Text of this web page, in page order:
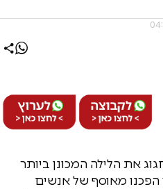
את הלילה המכונן ביותר
הפכנו מאוסף של אנשים